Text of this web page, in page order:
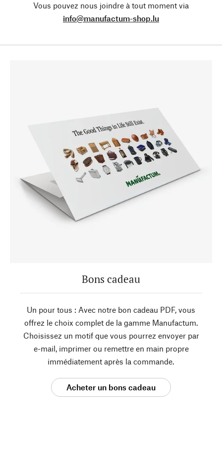
Vous pouvez nous joindre à tout moment via
info@manufactum-shop.lu
Bons cadeau
Un pour tous : Avec notre bon cadeau PDF, vous
offrez le choix complet de la gamme Manufactum.
Choisissez un motif que vous pourrez envoyer par
e-mail, imprimer ou remettre en main propre
immédiatement après la commande.
Acheter un bons cadeau